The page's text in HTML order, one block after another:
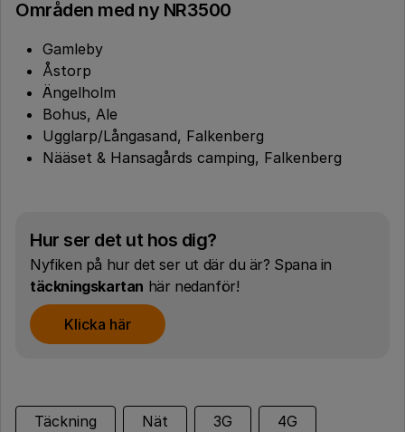
Områden med ny NR3500
Gamleby
Åstorp
Ängelholm
Bohus, Ale
Ugglarp/Långasand, Falkenberg
Nääset & Hansagårds camping, Falkenberg
Hur ser det ut hos dig?
Nyfiken på hur det ser ut där du är? Spana in
täckningskartan här nedanför!
Klicka här
Täckning Nät 3G 4G